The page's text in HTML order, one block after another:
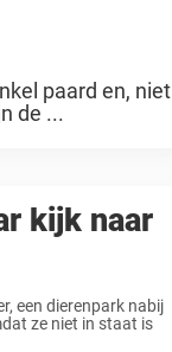
paard en, niet
de ...
kijk naar
een dierenpark nabij
ze niet in staat is